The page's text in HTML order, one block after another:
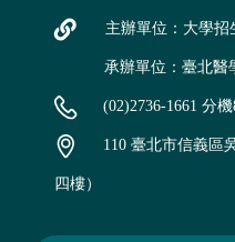
主辦單位：大學招
承辦單位：臺北醫
(02)2736-1661 分
110 臺北市信義區
四樓）